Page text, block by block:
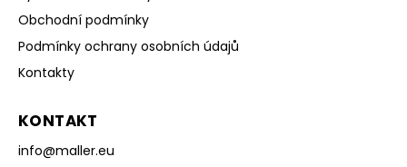
Obchodní podmínky
Podmínky ochrany osobních údajů
Kontakty
KONTAKT
info@maller.eu